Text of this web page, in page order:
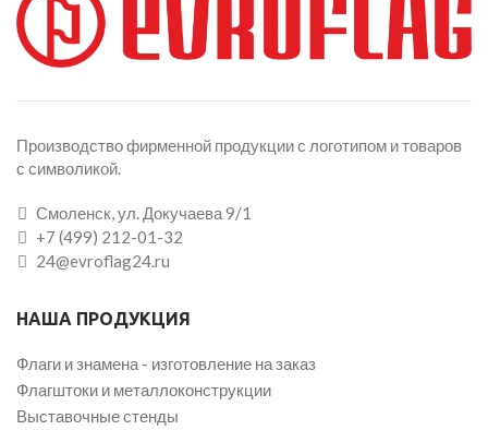
Производство фирменной продукции с логотипом и товаров
с символикой.
Смоленск, ул. Докучаева 9/1
+7 (499) 212-01-32
24@evroflag24.ru
НАША ПРОДУКЦИЯ
Флаги и знамена - изготовление на заказ
Флагштоки и металлоконструкции
Выставочные стенды